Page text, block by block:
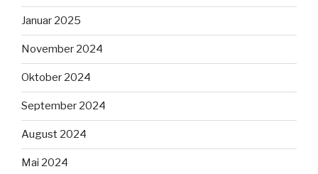
Januar 2025
November 2024
Oktober 2024
September 2024
August 2024
Mai 2024